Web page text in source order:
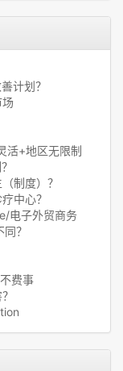
计划？
活+地区无限制
制度）？
中心？
电子外贸商务
？
费事